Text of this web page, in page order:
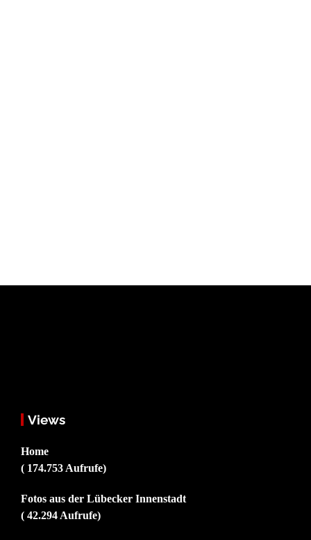
Views
Home
( 174.753 Aufrufe)
Fotos aus der Lübecker Innenstadt
( 42.294 Aufrufe)